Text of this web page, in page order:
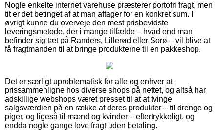
Nogle enkelte internet varehuse præsterer portofri fragt, men
tit er det betinget af at man aftager for en konkret sum. I
øvrigt kunne du overveje den mest prisbevidste
leveringsmetode, der i mange tilfælde – hvad end man
befinder sig tæt på Randers, Lillerød eller Sorø – vil blive at
få fragtmanden til at bringe produkterne til en pakkeshop.
Det er særligt uproblematisk for alle og enhver at
prissammenligne hos diverse shops på nettet, og altså har
adskillige webshops været presset til at at tvinge
salgsværdien på en række af deres produkter – til drenge og
piger, og ligeså til mænd og kvinder – eftertrykkeligt, og
endda nogle gange love fragt uden betaling.